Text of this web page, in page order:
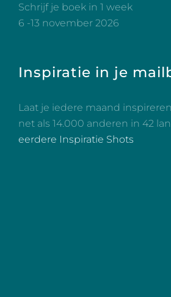
Schrijf je boek in 1 week
6 -13 november 2026
Inspiratie in je
Laat je iedere maand
net als 14.000 anderen in 42
eerdere Inspiratie Shots